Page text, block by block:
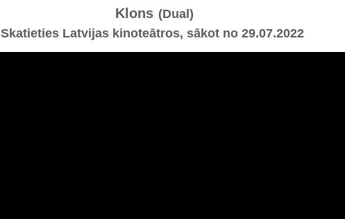
Klons (Dual)
Skatieties Latvijas kinoteātros, sākot no 29.07.2022